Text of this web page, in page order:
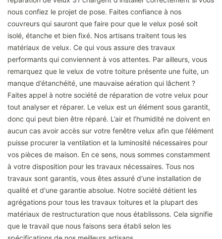
nous confiez le projet de pose. Faites confiance à nos
couvreurs qui sauront que faire pour que le velux posé soit
isolé, étanche et bien fixé. Nos artisans traitent tous les
matériaux de velux. Ce qui vous assure des travaux
performants qui conviennent à vos attentes. Par ailleurs, vous
remarquez que le velux de votre toiture présente une fuite, un
manque d’étanchéité, une mauvaise aération qui lâchent ?
Faites appel à notre société de réparation de votre velux pour
tout analyser et réparer. Le velux est un élément sous garantit,
donc qui peut bien être réparé. L’air et l’humidité ne doivent en
aucun cas avoir accès sur votre fenêtre velux afin que l’élément
puisse procurer la ventilation et la luminosité nécessaires pour
vos pièces de maison. En ce sens, nous sommes constamment
à votre disposition pour les travaux nécessaires. Tous nos
travaux sont garantis, vous êtes assuré d'une installation de
qualité et d'une garantie absolue. Notre société détient les
agrégations pour tous les travaux toitures et la plupart des
matériaux de restructuration que nous établissons. Cela signifie
que le travail que nous faisons sera établi selon les